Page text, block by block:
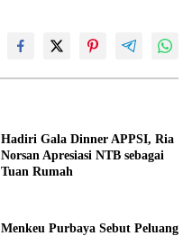
Hadiri Gala Dinner APPSI, Ria
Norsan Apresiasi NTB sebagai
Tuan Rumah
Menkeu Purbaya Sebut Peluang